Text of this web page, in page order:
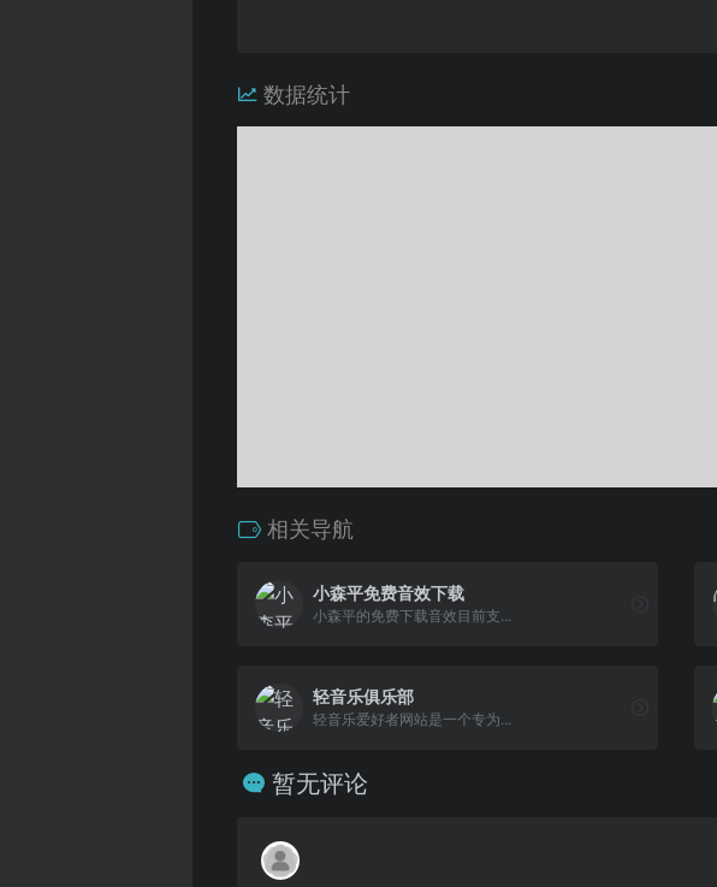
数据统计
相关导航
小森平免费音效下载
小森平的免费下载音效目前支...
轻音乐俱乐部
轻音乐爱好者网站是一个专为...
暂无评论